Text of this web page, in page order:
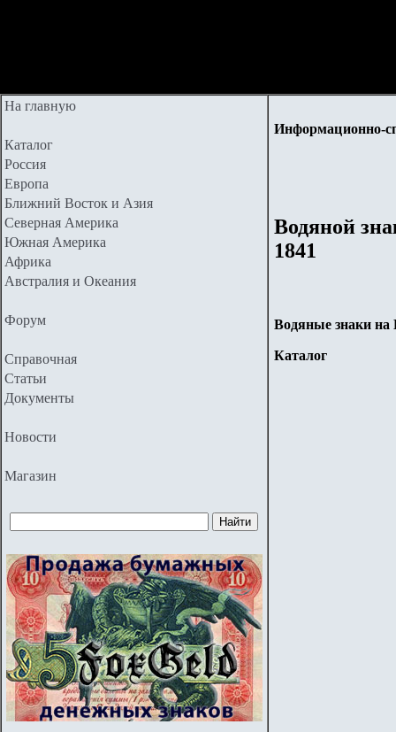
На главную
Каталог
Россия
Европа
Ближний Восток и Азия
Северная Америка
Южная Америка
Африка
Австралия и Океания
Форум
Справочная
Статьи
Документы
Новости
Магазин
Информационно-
Водяной
1841
Водяные знаки на
Каталог